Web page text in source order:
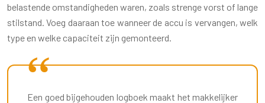
belastende omstandigheden waren, zoals strenge vorst of lange
stilstand. Voeg daaraan toe wanneer de accu is vervangen, welk
type en welke capaciteit zijn gemonteerd.
Een goed bijgehouden logboek maakt het makkelijker